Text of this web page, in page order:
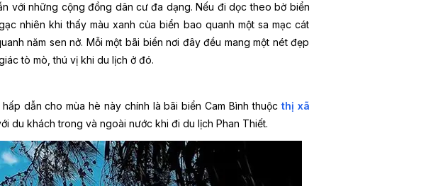
với những cộng đồng dân cư đa dạng. Nếu đi dọc theo bờ biển
nhiên khi thấy màu xanh của biển bao quanh một sa mạc cát
năm sen nở. Mỗi một bãi biển nơi đây đều mang một nét đẹp
tò mò, thú vị khi du lịch ở đó.
dẫn cho mùa hè này chính là bãi biển Cam Bình thuộc thị xã
du khách trong và ngoài nước khi đi du lịch Phan Thiết.